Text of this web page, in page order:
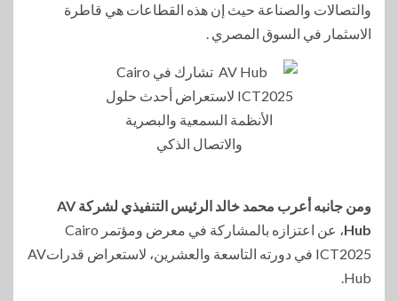
والتصالات والصناعة حيث إن هذه القطاعات هي قاطرة
الاسثمار في السوق المصري .
ومن جانبه أعرب محمد خالد الرئيس التنفيذي لشركة AV
Hub
، عن اعتزازه بالمشاركة في معرض ومؤتمر Cairo
ICT2025 في دورته التاسعة والعشرين، لاستعراض قدراتAV
Hub.